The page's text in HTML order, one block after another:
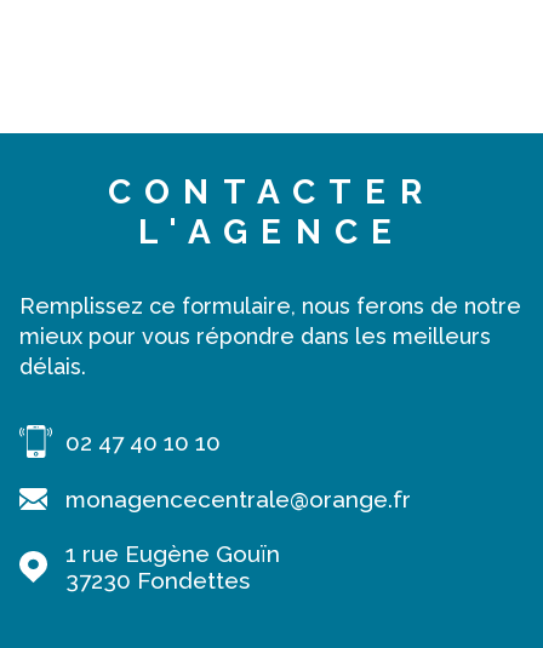
CONTACTER
L'AGENCE
Remplissez ce formulaire, nous ferons de notre
mieux pour vous répondre dans les meilleurs
délais.
02 47 40 10 10
monagencecentrale@orange.fr
1 rue Eugène Gouïn
37230
Fondettes